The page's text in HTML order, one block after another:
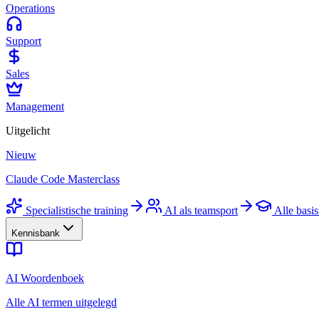
Operations
Support
Sales
Management
Uitgelicht
Nieuw
Claude Code Masterclass
Specialistische training AI als teamsport Alle
Kennisbank
AI Woordenboek
Alle AI termen uitgelegd